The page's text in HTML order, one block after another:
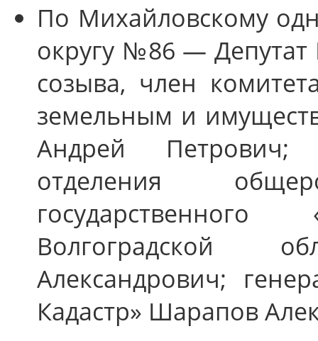
По Михайловскому
округу №86 — Депутат
созыва, член
земельным и
Андрей Петрович;
отделения
Волгоградской
Александрович;
Кадастр» Шарапов